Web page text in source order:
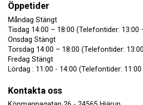
Öppetider
Måndag Stängt
Tisdag 14:00 – 18:00 (Telefontider: 13:00
Onsdag Stängt
Torsdag 14:00 – 18:00 (Telefontider:
Fredag Stängt
Lördag : 11:00 - 14:00 (Telefontider:
Kontakta oss